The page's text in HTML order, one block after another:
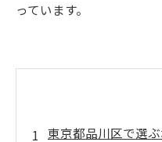
っています。
東京都品川区で選